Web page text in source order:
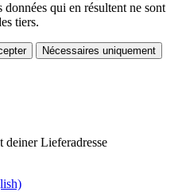
qui en résultent ne sont
tiers.
Nécessaires uniquement
deiner Lieferadresse